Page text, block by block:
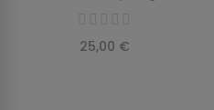
25,00 €